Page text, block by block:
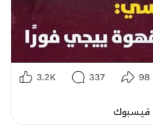
فيسبوك